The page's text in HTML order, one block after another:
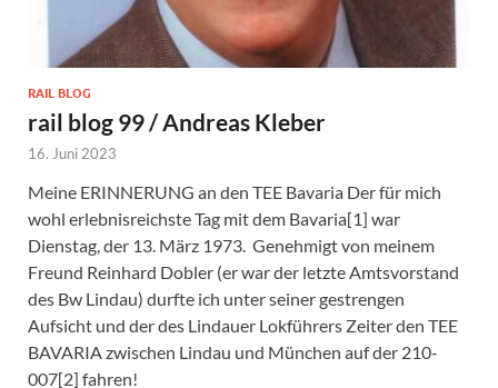
RAIL BLOG
rail blog 99 / Andreas Kleber
16. Juni 2023
Meine ERINNERUNG an den TEE Bavaria Der für mich
wohl erlebnisreichste Tag mit dem Bavaria[1] war
Dienstag, der 13. März 1973. Genehmigt von meinem
Freund Reinhard Dobler (er war der letzte Amtsvorstand
des Bw Lindau) durfte ich unter seiner gestrengen
Aufsicht und der des Lindauer Lokführers Zeiter den TEE
BAVARIA zwischen Lindau und München auf der 210-
007[2] fahren!